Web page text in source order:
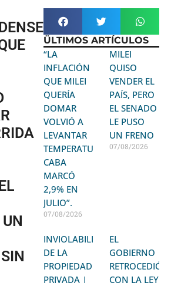
ÜLTIMOS ARTÍCULOS
“LA
INFLACIÓN
QUE MILEI
QUERÍA
DOMAR
VOLVIÓ A
LEVANTAR
TEMPERATURA:
CABA
MARCÓ
2,9% EN
JULIO”.
07/08/2026
MILEI
QUISO
VENDER EL
PAÍS, PERO
EL SENADO
LE PUSO
UN FRENO
07/08/2026
INVIOLABILIDAD
DE LA
PROPIEDAD
PRIVADA |
EL
GOBIERNO
RETROCEDIÓ
CON LA LEY